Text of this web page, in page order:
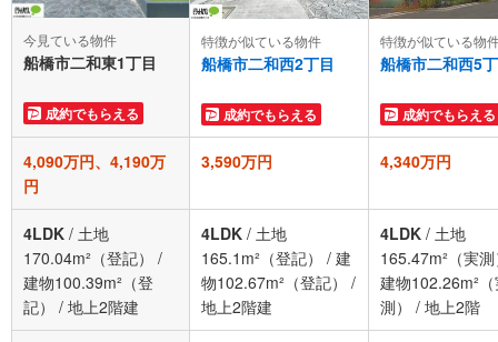
今見ている物件
船橋市二和東1丁目
成約でもらえる
特徴が似ている物件
船橋市二和西2丁目
成約でもらえる
特徴が似ている物
船橋市二和西5
成約でもらえる
4,090万円、4,190万
円
3,590万円 4,340万円
4LDK / 土地
170.04m²（登記）
/
建物100.39m²（登
記）
/ 地上2階建
4LDK / 土地
165.1m²（登記）
/ 建
物102.67m²（登記）
/
地上2階建
4LDK / 土地
165.47m²（実
建物102.26m²
測）
/ 地上2階